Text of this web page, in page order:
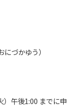
づかゆう）
）午後1:00 までに申